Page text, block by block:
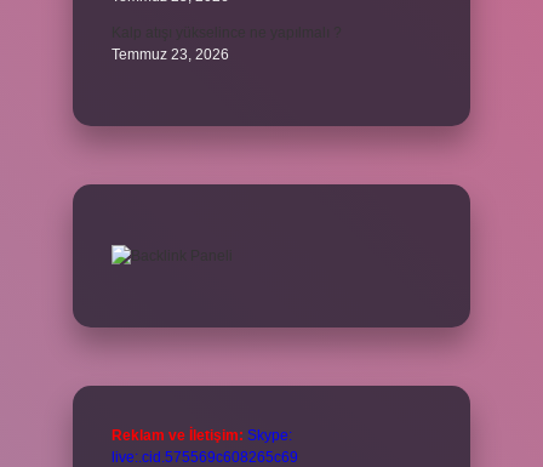
Temmuz 23, 2026
Reklam ve İletişim: Skype:
live:.cid.575569c608265c69